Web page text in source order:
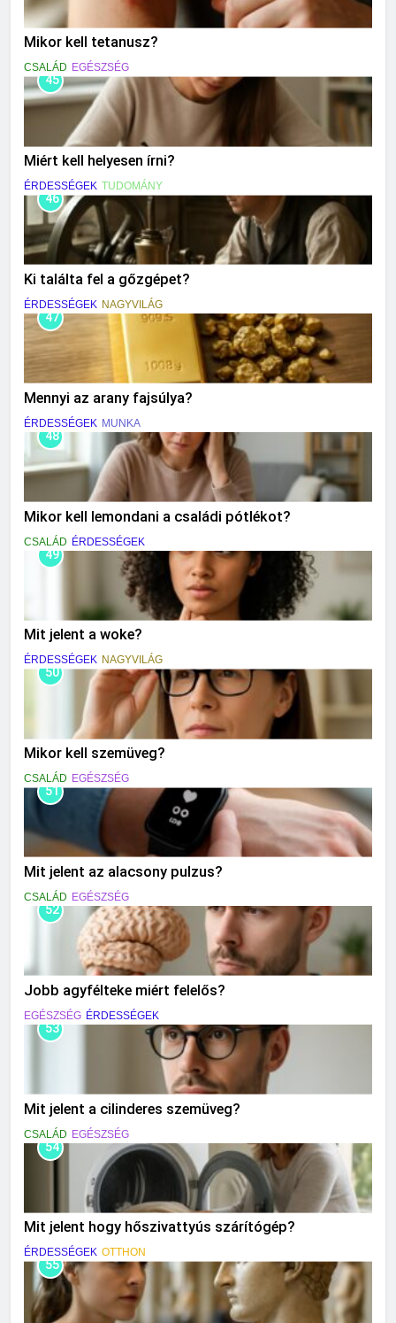
Mikor kell tetanusz?
CSALÁD EGÉSZSÉG
45
Miért kell helyesen írni?
ÉRDESSÉGEK TUDOMÁNY
46
Ki találta fel a gőzgépet?
ÉRDESSÉGEK NAGYVILÁG
47
Mennyi az arany fajsúlya?
ÉRDESSÉGEK MUNKA
48
Mikor kell lemondani a családi pótlékot?
CSALÁD ÉRDESSÉGEK
49
Mit jelent a woke?
ÉRDESSÉGEK NAGYVILÁG
50
Mikor kell szemüveg?
CSALÁD EGÉSZSÉG
51
Mit jelent az alacsony pulzus?
CSALÁD EGÉSZSÉG
52
Jobb agyfélteke miért felelős?
EGÉSZSÉG ÉRDESSÉGEK
53
Mit jelent a cilinderes szemüveg?
CSALÁD EGÉSZSÉG
54
Mit jelent hogy hőszivattyús szárítógép?
ÉRDESSÉGEK OTTHON
55